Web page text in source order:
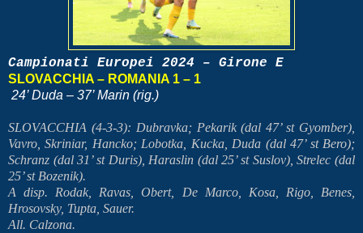
Campionati Europei 2024 – Girone E
SLOVACCHIA – ROMANIA 1 – 1
24’ Duda – 37’ Marin (rig.)
SLOVACCHIA (4-3-3): Dubravka; Pekarik (dal 47’ st Gyomber),
Vavro, Skriniar, Hancko; Lobotka, Kucka, Duda (dal 47’ st Bero);
Schranz (dal 31’ st Duris), Haraslin (dal 25’ st Suslov), Strelec (dal
25’ st Bozenik).
A disp. Rodak, Ravas, Obert, De Marco, Kosa, Rigo, Benes,
Hrosovsky, Tupta, Sauer.
All. Calzona.